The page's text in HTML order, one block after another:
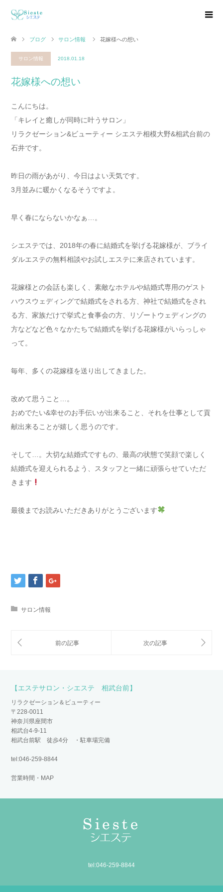
ブログ サロン情報 花嫁様への想い
サロン情報 2018.01.18
花嫁様への想い
こんにちは。
「キレイと癒しが同時に叶うサロン」
リラクゼーション&ビューティー シエステ相模大野&相武台前の
石井です。
昨日の雨があがり、今日はよい天気です。
3月並みに暖かくなるそうですよ。
早く春にならないかなぁ…。
シエステでは、2018年の春に結婚式を挙げる花嫁様が、ブライ
ダルエステの無料相談やお試しエステに来店されています。
花嫁様との会話も楽しく、素敵なホテルや結婚式専用のゲスト
ハウスウェディングで結婚式をされる方、神社で結婚式をされ
る方、家族だけで挙式と食事会の方、リゾートウェディングの
方などなど色々なかたちで結婚式を挙げる花嫁様がいらっしゃ
って。
毎年、多くの花嫁様を送り出してきました。
改めて思うこと…。
おめでたい&幸せのお手伝いが出来ること、それを仕事として貢
献出来ることが嬉しく思うのです。
そして…。大切な結婚式ですもの、最高の状態で笑顔で楽しく
結婚式を迎えられるよう、スタッフと一緒に頑張らせていただ
きます
最後までお読みいただきありがとうございます
サロン情報
【エステサロン・シエステ 相武台前】
リラクゼーション＆ビューティー
〒228-0011
神奈川県座間市
相武台4-9-11
相武台前駅 徒歩4分 ・駐車場完備
tel:046-259-8844
営業時間・MAP
tel:046-259-8844